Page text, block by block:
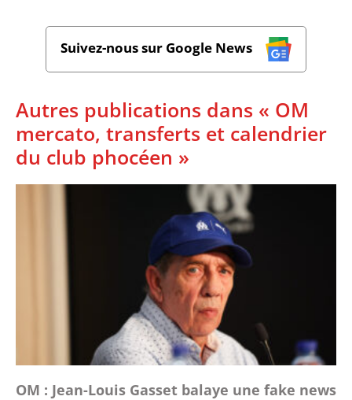
Suivez-nous sur Google News
Autres publications dans « OM
mercato, transferts et calendrier
du club phocéen »
OM : Jean-Louis Gasset balaye une fake news